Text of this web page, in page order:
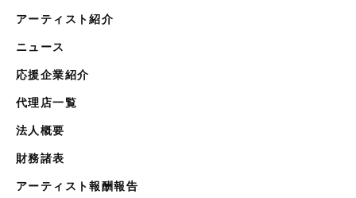
アーティスト紹介
ニュース
応援企業紹介
代理店一覧
法人概要
財務諸表
アーティスト報酬報告